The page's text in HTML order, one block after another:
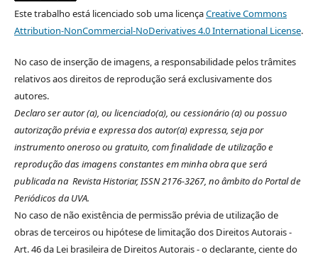
Este trabalho está licenciado sob uma licençaCreative Commons
Attribution-NonCommercial-NoDerivatives 4.0 International License.
No caso de inserção de imagens, a responsabilidade pelos trâmites
relativos aos direitos de reprodução será exclusivamente dos
autores.
Declaro ser autor (a), ou licenciado(a), ou cessionário (a) ou possuo
autorização prévia e expressa dos autor(a) expressa, seja por
instrumento oneroso ou gratuito, com finalidade de utilização e
reprodução das imagens constantes em minha obra que será
publicada na Revista Historiar, ISSN 2176-3267, no âmbito do Portal de
Periódicos da UVA.
No caso de não existência de permissão prévia de utilização de
obras de terceiros ou hipótese de limitação dos Direitos Autorais -
Art. 46 da Lei brasileira de Direitos Autorais - o declarante, ciente do